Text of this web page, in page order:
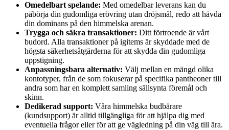
Omedelbart spelande: Med omedelbar leverans kan du
påbörja din gudomliga erövring utan dröjsmål, redo att hävda
din dominans på den himmelska arenan.
Trygga och säkra transaktioner: Ditt förtroende är vårt
budord. Alla transaktioner på igitems är skyddade med de
högsta säkerhetsåtgärderna för att skydda din gudomliga
uppstigning.
Anpassningsbara alternativ: Välj mellan en mängd olika
kontotyper, från de som fokuserar på specifika pantheoner till
andra som har en komplett samling sällsynta föremål och
skinn.
Dedikerad support: Våra himmelska budbärare
(kundsupport) är alltid tillgängliga för att hjälpa dig med
eventuella frågor eller för att ge vägledning på din väg till ära.